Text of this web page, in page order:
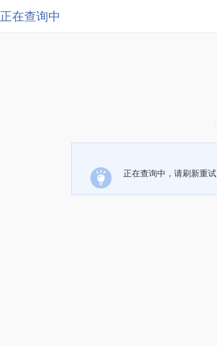
正在查询中
正在查询中，请刷新重试